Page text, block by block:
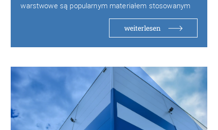
warstwowe są popularnym materiałem stosowanym
w budownictwie w szczególności w…
weiterlesen